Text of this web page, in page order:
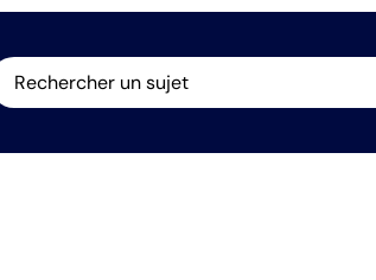
Rechercher un sujet